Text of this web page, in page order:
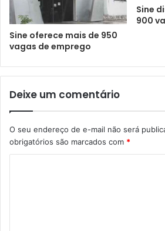
Sine oferece mais de 950
vagas de emprego
Sine
900
Deixe um comentário
O seu endereço de e-mail não será
obrigatórios são marcados com *